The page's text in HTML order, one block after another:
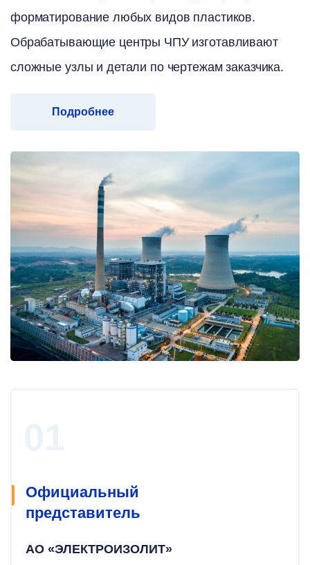
форматирование любых видов пластиков.
Обрабатывающие центры ЧПУ изготавливают
сложные узлы и детали по чертежам заказчика.
Подробнее
Официальный
представитель
АО «ЭЛЕКТРОИЗОЛИТ»